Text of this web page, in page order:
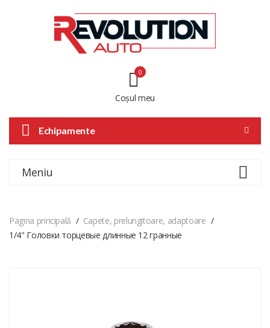
Coșul meu
0
Echipamente
Meniu
Pagina principală
Capete, prelungitoare, adaptoare
1/4" Головки торцевые длинные 12 гранные